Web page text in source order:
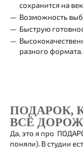
сохранится на
Возможность
Быструю
разного формата.
ПОДАРОК,
ВСЁ
Да, это я про
поняли). В студии